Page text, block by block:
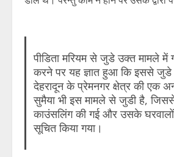
पीडिता मरियम से जुडे उक्त मामले
करने पर यह ज्ञात हुआ कि इससे जुडे
देहरादून के प्रेमनगर क्षेत्र की एक
सुमैया भी इस मामले से जुडी है,
काउंसलिंग की गई और उसके
सूचित किया गया।